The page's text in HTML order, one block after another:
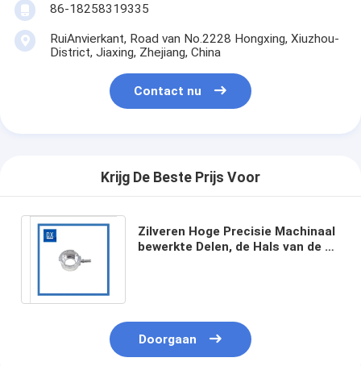
86-18258319335
RuiAnvierkant, Road van No.2228 Hongxing, Xiuzhou-
District, Jiaxing, Zhejiang, China
Contact nu
Krijg De Beste Prijs Voor
Zilveren Hoge Precisie Machinaal
bewerkte Delen, de Hals van de de
Doorgaan